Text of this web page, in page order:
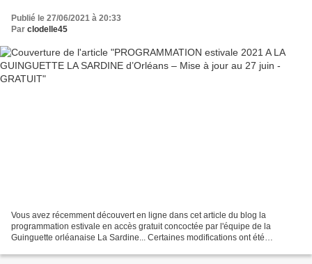
Publié le 27/06/2021 à 20:33
Par clodelle45
Vous avez récemment découvert en ligne dans cet article du blog la
programmation estivale en accès gratuit concoctée par l'équipe de la
Guinguette orléanaise La Sardine... Certaines modifications ont été